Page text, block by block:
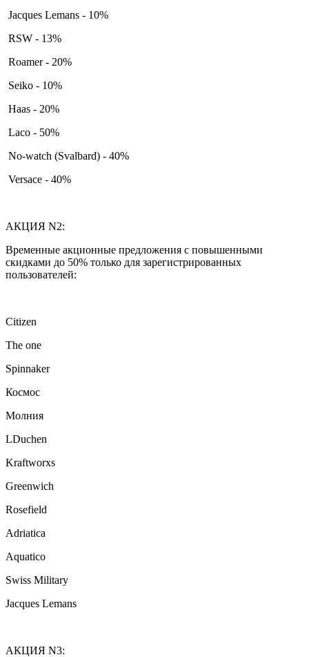
Jacques Lemans - 10%
RSW - 13%
Roamer - 20%
Seiko - 10%
Haas - 20%
Laco - 50%
No-watch (Svalbard) - 40%
Versace - 40%
АКЦИЯ N2:
Временные акционные предложения с повышенными
скидками до 50% только для зарегистрированных
пользователей:
Citizen
The one
Spinnaker
Космос
Молния
LDuchen
Kraftworxs
Greenwich
Rosefield
Adriatica
Aquatico
Swiss Military
Jacques Lemans
АКЦИЯ N3: